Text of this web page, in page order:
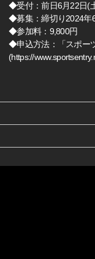
◆受付：前日6月22日(
◆募集：締切り2024年
◆参加料：9,800円
◆申込方法：「スポー
(https://